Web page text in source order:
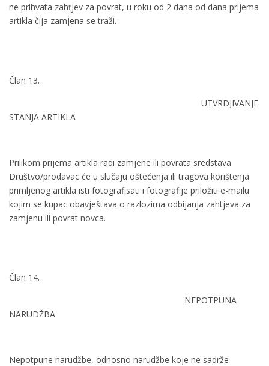
ne prihvata zahțjev za povrat, u roku od 2 dana od dana prijema
artikla čija zamjena se traži.
Član 13.
UTVRDJIVANJE
STANJA ARTIKLA
Prilikom prijema artikla radi zamjene ili povrata sredstava
Društvo/prodavac će u slučaju oštećenja ili tragova korištenja
primljenog artikla isti fotografisati i fotografije priložiti e-mailu
kojim se kupac obavještava o razlozima odbijanja zahtjeva za
zamjenu ili povrat novca.
Član 14.
NEPOTPUNA
NARUDŽBA
Nepotpune narudžbe, odnosno narudžbe koje ne sadrže